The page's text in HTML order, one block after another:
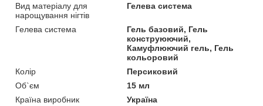
Вид матеріалу для
нарощування нігтів
Гелева система
Гелева система
Гель базовий, Гель
конструюючий,
Камуфлюючий гель, Гель
кольоровий
Колір
Персиковий
Об`єм
15 мл
Країна виробник
Україна